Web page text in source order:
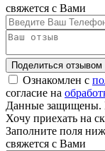
свяжется с Вами
Поделиться отзывом
Ознакомлен с
согласие на
Данные защищены.
Хочу приехать на
Заполните поля
свяжется с Вами